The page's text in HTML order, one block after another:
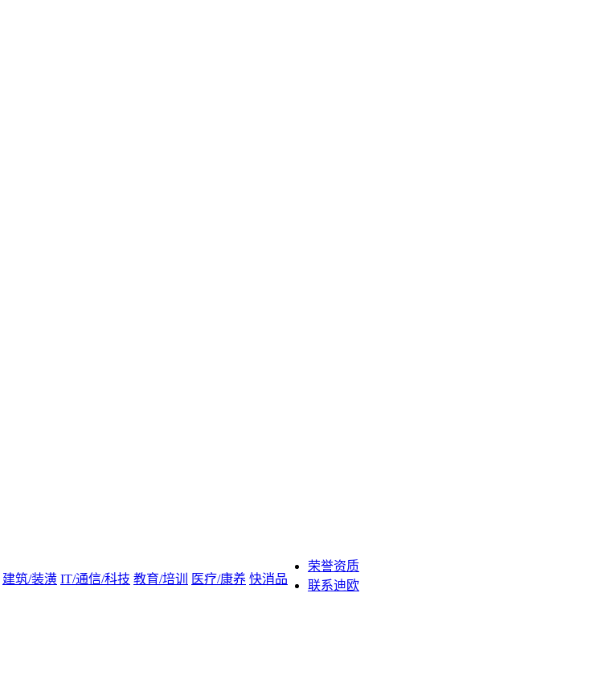
建筑/装潢 IT/通信/科技 教育/培训 医疗/康养 快消品
荣誉资质
联系迪欧